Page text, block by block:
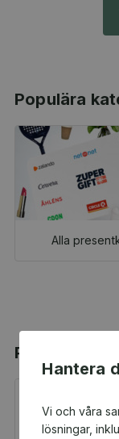
Hantera
Vi och våra
lösningar,
Populära
Alla
Populära